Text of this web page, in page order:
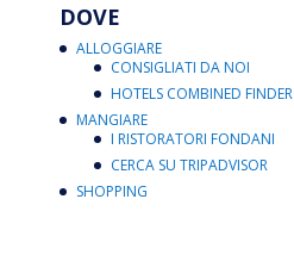
DOVE
ALLOGGIARE
CONSIGLIATI DA NOI
HOTELS COMBINED FINDER
MANGIARE
I RISTORATORI FONDANI
CERCA SU TRIPADVISOR
SHOPPING